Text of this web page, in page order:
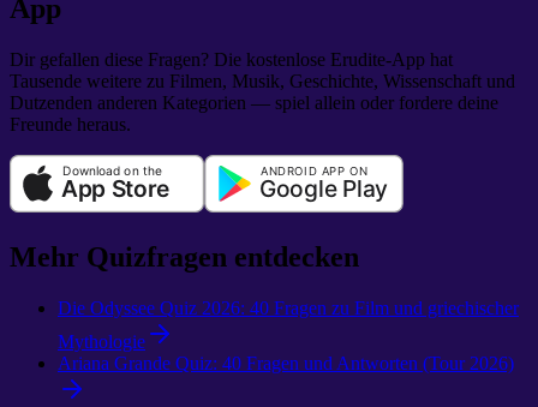
App
Dir gefallen diese Fragen? Die kostenlose Erudite-App hat
Tausende weitere zu Filmen, Musik, Geschichte, Wissenschaft und
Dutzenden anderen Kategorien — spiel allein oder fordere deine
Freunde heraus.
Mehr Quizfragen entdecken
Die Odyssee Quiz 2026: 40 Fragen zu Film und griechischer
Mythologie
Ariana Grande Quiz: 40 Fragen und Antworten (Tour 2026)